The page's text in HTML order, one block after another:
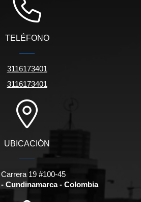
TELÉFONO
3116173401
3116173401
UBICACIÓN
19 #100-45
Cundinamarca - Colombia